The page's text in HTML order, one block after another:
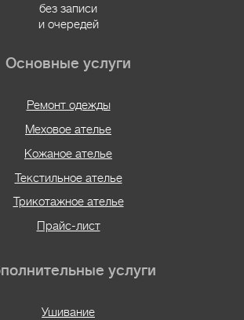
без записи
и очередей
Основные услуги
Ремонт одежды
Меховое ателье
Кожаное ателье
Текстильное ателье
Трикотажное ателье
Прайс-лист
услуги
Ушивание